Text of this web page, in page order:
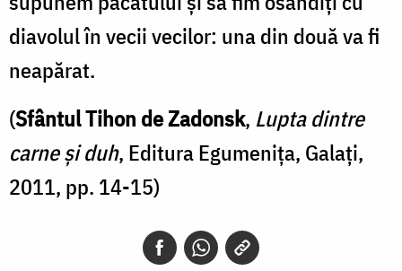
diavolul în vecii vecilor: una din două va fi
neapărat.
(Sfântul Tihon de Zadonsk, Lupta dintre
carne și duh, Editura Egumenița, Galați,
2011, pp. 14-15)